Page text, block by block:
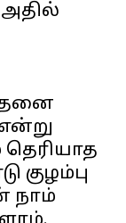
அதில்
என்று
தெரியாத
நாம்